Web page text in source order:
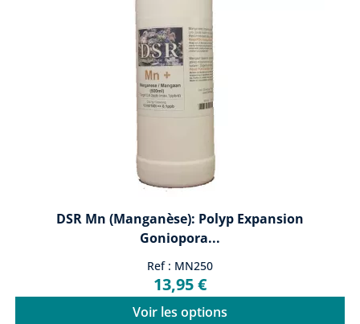
DSR Mn (manganèse): Polyp Expansion
Goniopora...
Ref : MN250
13,95 €
Voir les options